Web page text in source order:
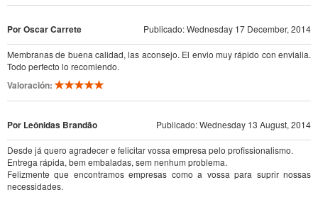
Por Oscar Carrete Publicado: Wednesday 17 December, 2014
Membranas de buena calidad, las aconsejo. El envio muy rápido con envialia.
Todo perfecto lo recomiendo.
Valoración:
Por Leônidas Brandão Publicado: Wednesday 13 August, 2014
Desde já quero agradecer e felicitar vossa empresa pelo profissionalismo.
Entrega rápida, bem embaladas, sem nenhum problema.
Felizmente que encontramos empresas como a vossa para suprir nossas
necessidades.